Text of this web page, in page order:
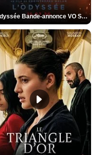
L'Odyssée Bande-annonce VO STFR